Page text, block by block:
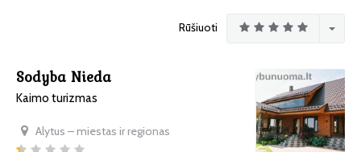
Rūšiuoti
Sodyba Nieda
Kaimo turizmas
Alytus – miestas ir regionas